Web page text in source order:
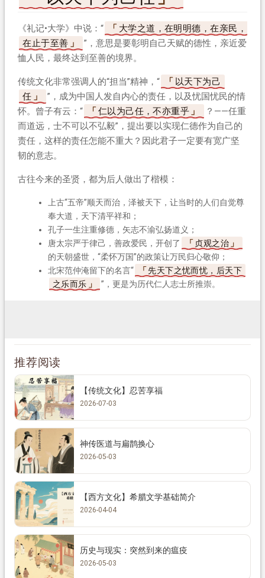
《礼记•大学》中说：“
大学之道，在明明德，在亲民，
在止于至善
”，意思是要彰明自己天赋的德性，亲近爱
恤人民，最终达到至善的境界。
传统文化非常强调人的“担当”精神，“
以天下为己
任
”，成为中国人发自内心的责任，以及忧国忧民的情
怀。曾子有云：“
仁以为己任，不亦重乎
？——任重
而道远，士不可以不弘毅”，提出要以实现仁德作为自己的
责任，这样的责任怎能不重大？因此君子一定要有宽广坚
韧的意志。
古往今来的圣贤，都为后人做出了楷模：
上古“五帝”顺天而治，泽被天下，让当时的人们自觉尊
奉大道，天下清平祥和；
孔子一生注重修德，矢志不渝弘扬道义；
唐太宗严于律己，善政爱民，开创了
贞观之治
的天朝盛世，“柔怀万国”的政策让万民归心敬仰；
北宋范仲淹留下的名言“
先天下之忧而忧，后天下
之乐而乐
”，更是为历代仁人志士所推崇。
推荐阅读
【传统文化】忍苦享福
2026-07-03
神传医道与扁鹊换心
2026-05-03
【西方文化】希腊文学基础简介
2026-04-04
历史与现实：突然到来的瘟疫
2026-05-03